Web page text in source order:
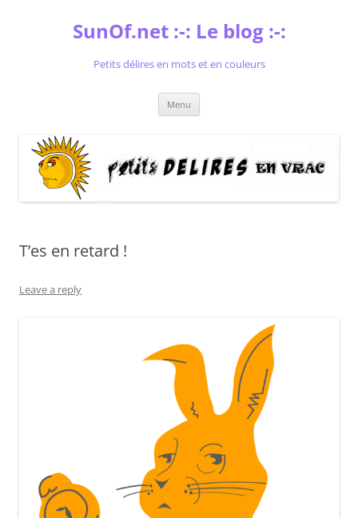
SunOf.net :-: Le blog :-:
Petits délires en mots et en couleurs
Menu
T’es en retard !
Leave a reply